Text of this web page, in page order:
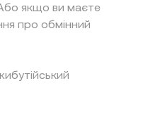
якщо ви маєте
про обмінний